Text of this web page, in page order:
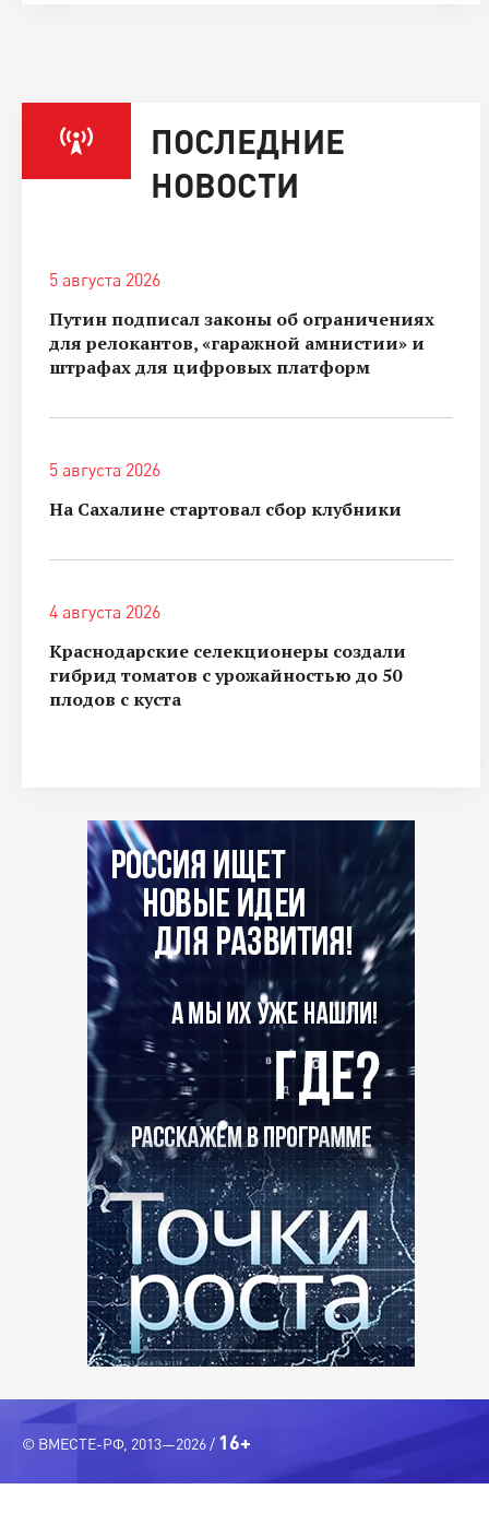
ПОСЛЕДНИЕ
НОВОСТИ
5 августа 2026
Путин подписал законы об ограничениях
для релокантов, «гаражной амнистии» и
штрафах для цифровых платформ
5 августа 2026
На Сахалине стартовал сбор клубники
4 августа 2026
Краснодарские селекционеры создали
гибрид томатов с урожайностью до 50
плодов с куста
© ВМЕСТЕ-РФ, 2013—2026 / 16+